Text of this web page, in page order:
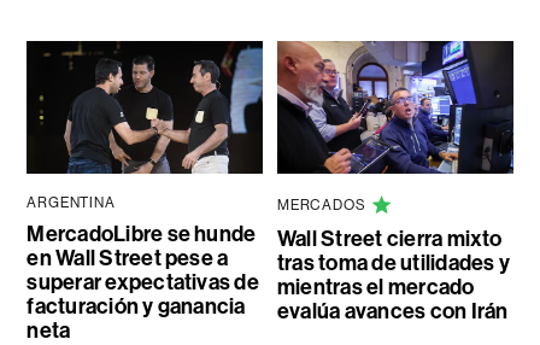
ARGENTINA
MercadoLibre se hunde
en Wall Street pese a
superar expectativas de
facturación y ganancia
neta
MERCADOS
Wall Street cierra mixto
tras toma de utilidades y
mientras el mercado
evalúa avances con Irán